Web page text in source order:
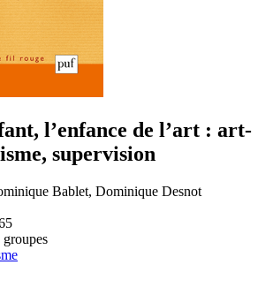
l’enfance de l’art : art-
supervision
Bablet, Dominique Desnot